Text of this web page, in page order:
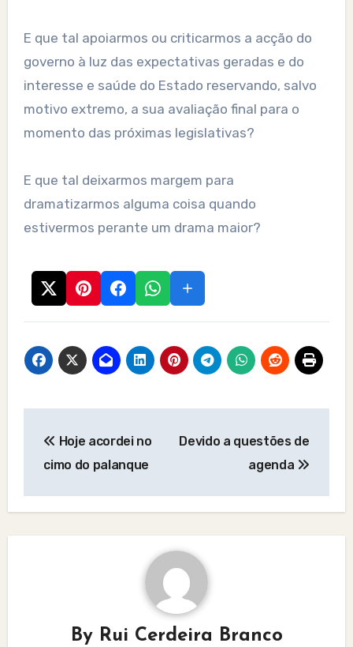
E que tal apoiarmos ou criticarmos a acção do
governo à luz das expectativas geradas e do
interesse e saúde do Estado reservando, salvo
motivo extremo, a sua avaliação final para o
momento das próximas legislativas?
E que tal deixarmos margem para
dramatizarmos alguma coisa quando
estivermos perante um drama maior?
navigation
Hoje acordei no
cimo do palanque
Devido a questões de
agenda
By Rui Cerdeira Branco